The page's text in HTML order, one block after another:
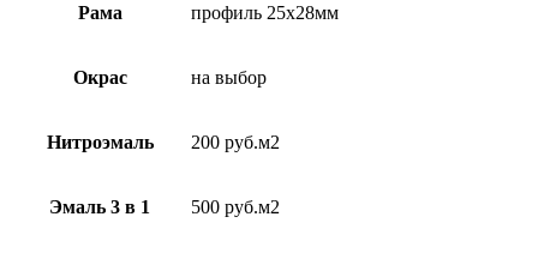
Рама профиль 25х28мм
Окрас на выбор
Нитроэмаль 200 руб.м2
Эмаль 3 в 1 500 руб.м2